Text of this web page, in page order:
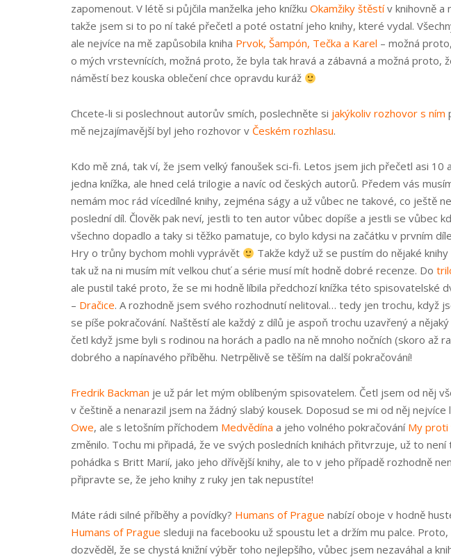
zapomenout. V létě si půjčila manželka jeho knížku Okamžiky štěstív knihovně a
takže jsem si to po ní také přečetl a poté ostatní jeho knihy, které vydal.
ale nejvíce na mě zapůsobila kniha Prvok, Šampón, Tečka a Karel – možná
o mých vrstevnících, možná proto, že byla tak hravá a zábavná a možná proto,
náměstí bez kouska oblečení chce opravdu kuráž
Chcete-li si poslechnout autorův smích, poslechněte si jakýkoliv rozhovor s ním
mě nejzajímavější byl jeho rozhovor v Českém rozhlasu.
Kdo mě zná, tak ví, že jsem velký fanoušek sci-fi. Letos jsem jich přečetl asi 10
jedna knížka, ale hned celá trilogie a navíc od českých autorů. Předem vás
nemám moc rád vícedílné knihy, zejména ságy a už vůbec ne takové, co ještě
poslední díl. Člověk pak neví, jestli to ten autor vůbec dopíše a jestli se vůbec
všechno dopadlo a taky si těžko pamatuje, co bylo kdysi na začátku v prvním
Hry o trůny bychom mohli vyprávět
Takže když už se pustím do nějaké
tak už na ni musím mít velkou chuť a série musí mít hodně dobré recenze. Do
ale pustil také proto, že se mi hodně líbila předchozí knížka této spisovatelské
– Dračice. A rozhodně jsem svého rozhodnutí nelitoval… tedy jen trochu, když
se píše pokračování. Naštěstí ale každý z dílů je aspoň trochu uzavřený a
četl když jsme byli s rodinou na horách a padlo na ně mnoho nočních (skoro až
dobrého a napínavého příběhu. Netrpělivě se těším na další pokračování!
Fredrik Backman je už pár let mým oblíbeným spisovatelem. Četl jsem od něj
v češtině a nenarazil jsem na žádný slabý kousek. Doposud se mi od něj nejvíce
Owe, ale s letošním příchodem Medvědína a jeho volného pokračování My proti
změnilo. Tochu mi připadá, že ve svých posledních knihách přitvrzuje, už to není
pohádka s Britt Marií, jako jeho dřívější knihy, ale to v jeho případě rozhodně
připravte se, že jeho knihy z ruky jen tak nepustíte!
Máte rádi silné příběhy a povídky? Humans of Prague nabízí oboje v hodně
Humans of Prague sleduji na facebooku už spoustu let a držím mu palce.
dozvěděl, že se chystá knižní výběr toho nejlepšího, vůbec jsem nezaváhal a